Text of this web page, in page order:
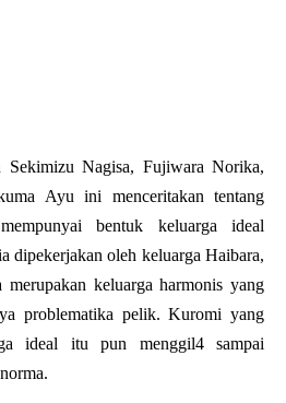
Sekimizu Nagisa, Fujiwara Norika,
Ayu ini menceritakan tentang
bentuk keluarga ideal
dipekerjakan oleh keluarga Haibara,
keluarga harmonis yang
problematika pelik. Kuromi yang
ideal itu pun menggil4 sampai